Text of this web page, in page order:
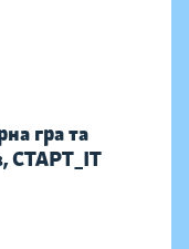
гра та
СТАРТ_ІТ